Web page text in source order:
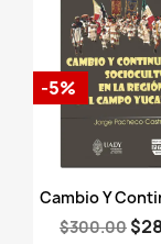
Vista
Cambio Y
$300.00
-5%